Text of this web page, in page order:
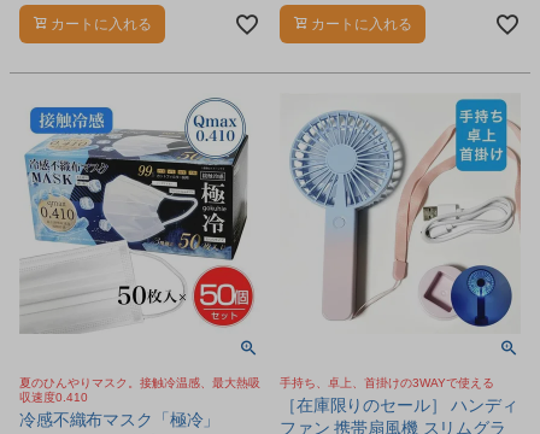
カートに入れる
カートに入れる
夏のひんやりマスク。接触冷温感、最大熱吸
収速度0.410
冷感不織布マスク「極冷」
手持ち、卓上、首掛けの3WAYで使える
［在庫限りのセール］ ハンディ
ファン 携帯扇風機 スリムグラ